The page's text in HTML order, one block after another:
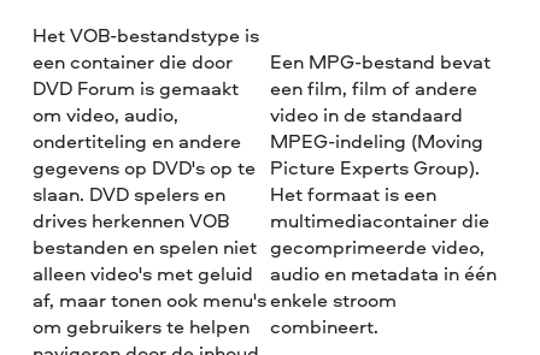
Het VOB-bestandstype is
een container die door
DVD Forum is gemaakt
om video, audio,
ondertiteling en andere
gegevens op DVD's op te
slaan. DVD spelers en
drives herkennen VOB
bestanden en spelen niet
alleen video's met geluid
af, maar tonen ook menu's
om gebruikers te helpen
Een MPG-bestand bevat
een film, film of andere
video in de standaard
MPEG-indeling (Moving
Picture Experts Group).
Het formaat is een
multimediacontainer die
gecomprimeerde video,
audio en metadata in één
enkele stroom
combineert.